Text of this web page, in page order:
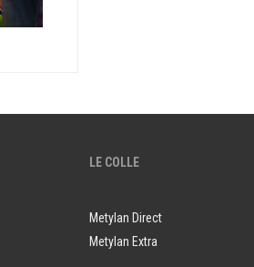
LE COLLE
Metylan Direct
Metylan Extra